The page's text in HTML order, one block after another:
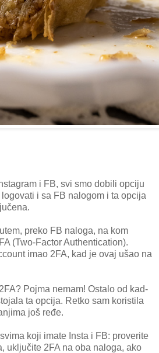
i FB, svi smo dobili opciju
i sa FB nalogom i ta opcija
preko FB naloga, na kom
(Two-Factor Authentication).
imao 2FA, kad je ovaj ušao na
Pojma nemam! Ostalo od kad-
ta opcija. Retko sam koristila
još ređe.
koji imate Insta i FB: proverite
uključite 2FA na oba naloga, ako